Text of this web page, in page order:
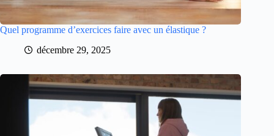
Quel programme d’exercices faire avec un élastique ?
décembre 29, 2025